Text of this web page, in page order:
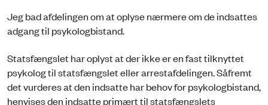
Jeg bad afdelingen om at oplyse nærmere om de indsattes
adgang til psykologbistand.
Statsfængslet har oplyst at der ikke er en fast tilknyttet
psykolog til statsfængslet eller arrestafdelingen. Såfremt
det vurderes at den indsatte har behov for psykologbistand,
henvises den indsatte primært til statsfængslets